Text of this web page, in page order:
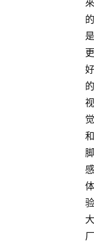
來
的
是
更
好
的
视
觉
和
脚
感
体
验
大
厂